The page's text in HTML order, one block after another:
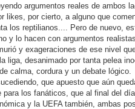
argumentos reales de ambos
likes, por cierto, a alguno que
los reptilianos.... Pero de nuevo,
y lo hacen con argumentos
y exageraciones de ese nivel
liga, desanimado por tanta pelea
calma, cordura y un debate lógico.
que apuesto que aún
para los fanáticos, que al final del
y la UEFA también, ambas